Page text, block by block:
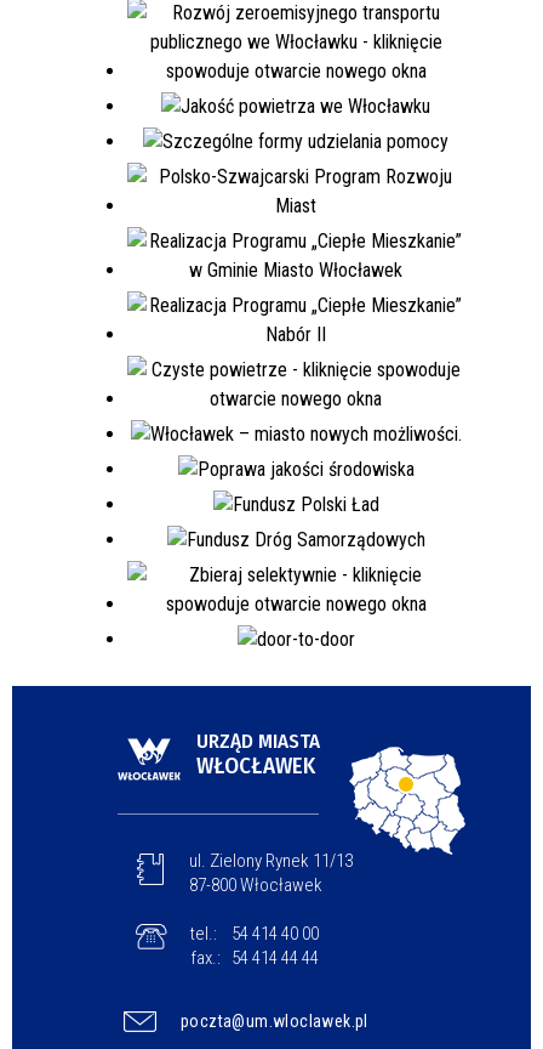
URZĄD MIASTA
WŁOCŁAWEK
ul. Zielony Rynek 11/13
87-800 Włocławek
tel.:
54 414 40 00
fax.:
54 414 44 44
poczta@um.wloclawek.pl